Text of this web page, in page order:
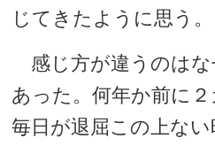
じてきたように思う。
感じ方が違うのは
あった。何年か前に２
毎日が退屈この上ない